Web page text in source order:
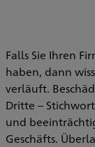
Falls Sie Ihren
haben, dann
verläuft.
Dritte –
und
Geschäfts.